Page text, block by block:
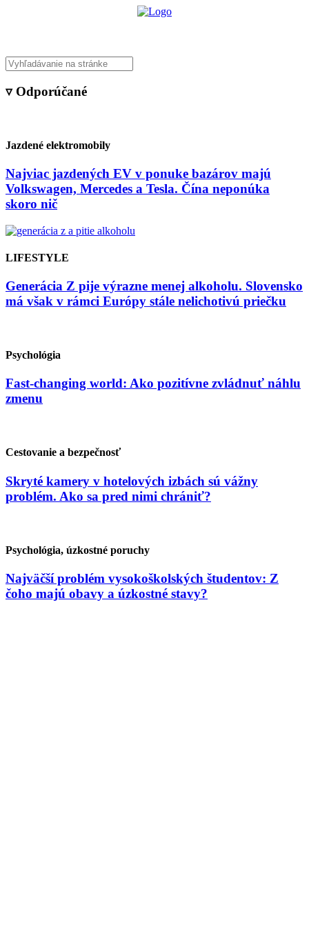
▿ Odporúčané
Jazdené elektromobily
Najviac jazdených EV v ponuke bazárov majú
Volkswagen, Mercedes a Tesla. Čína neponúka
skoro nič
LIFESTYLE
Generácia Z pije výrazne menej alkoholu. Slovensko
má však v rámci Európy stále nelichotivú priečku
Psychológia
Fast-changing world: Ako pozitívne zvládnuť náhlu
zmenu
Cestovanie a bezpečnosť
Skryté kamery v hotelových izbách sú vážny
problém. Ako sa pred nimi chrániť?
Psychológia, úzkostné poruchy
Najväčší problém vysokoškolských študentov: Z
čoho majú obavy a úzkostné stavy?